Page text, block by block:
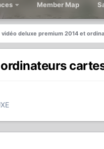
Member Map
vidéo deluxe premium 2014 et